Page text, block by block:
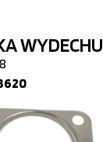
WYDECHU